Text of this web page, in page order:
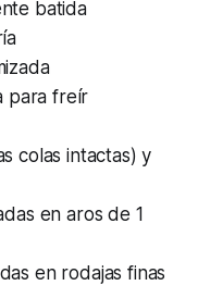
batida
para freír
colas intactas) y
en aros de 1
en rodajas finas